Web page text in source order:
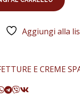
Aggiungi alla
E CREME